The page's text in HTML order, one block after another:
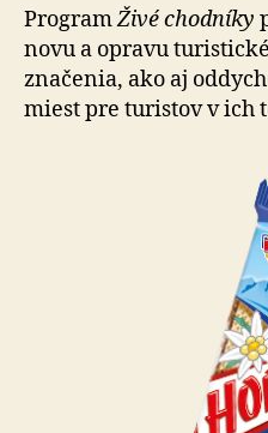
ProgramŽivé chodníky
no­vu a opravu
zna­če­nia, ako aj
miest pre turistov v ich